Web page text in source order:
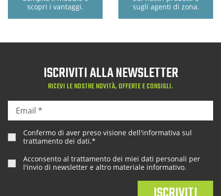
scopri i vantaggi.
sugli agenti di zona.
ISCRIVITI ALLA NEWSLETTER
RICEVI LE NOSTRE NOVITÀ, OFFERTE E CONSIGLI.
Confermo di aver preso visione dell'informativa sul
trattamento dei dati.*
Acconsento al trattamento dei miei dati personali per
l'invio di newsletter e altro materiale informativo.